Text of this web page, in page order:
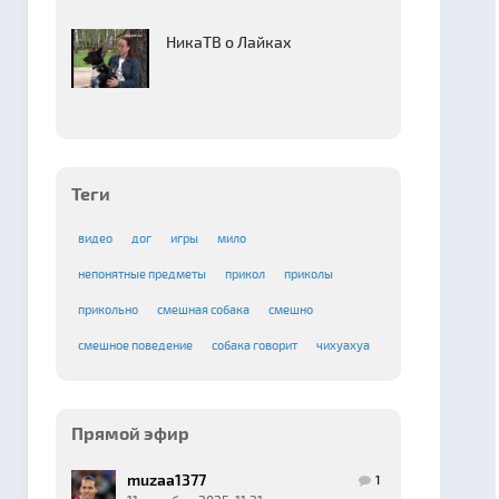
НикаТВ о Лайках
Теги
видео дог игры мило
непонятные предметы прикол приколы
прикольно смешная собака смешно
смешное поведение собака говорит чихуахуа
Прямой эфир
1
muzaa1377